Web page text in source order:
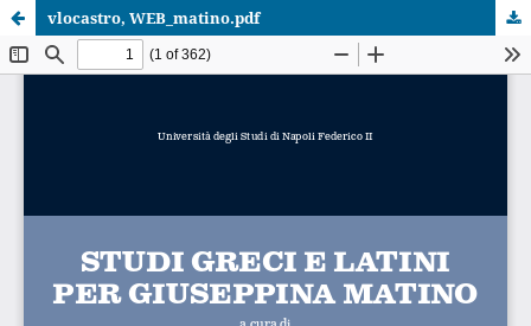
vlocastro, WEB_matino.pdf